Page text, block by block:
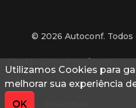
Utilizamos Cookies para
melhorar sua experiência
OK
© 2026 Autoconf.
Termos